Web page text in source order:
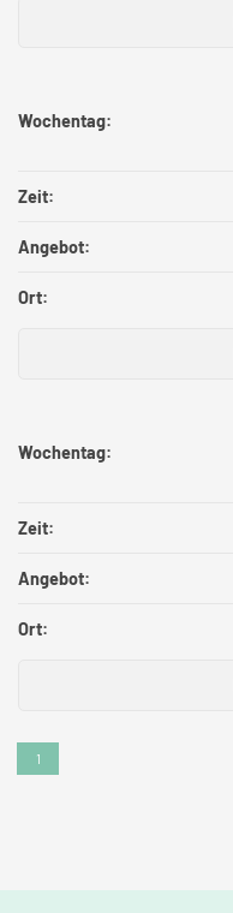
Wochentag:
Zeit:
Angebot:
Ort:
Wochentag:
Zeit:
Angebot:
Ort:
1